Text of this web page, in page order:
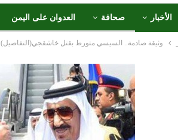
الأخبار صحافة العدوان على اليمن
وثيقة صادمة.. السيسي متورط بقتل خاشقجي(التفاصيل)